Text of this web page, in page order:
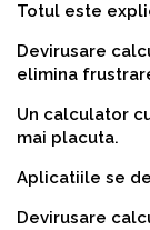
Totul este
Devirusare
elimina
Un calculator
mai placuta.
Aplicatiile se
Devirusare